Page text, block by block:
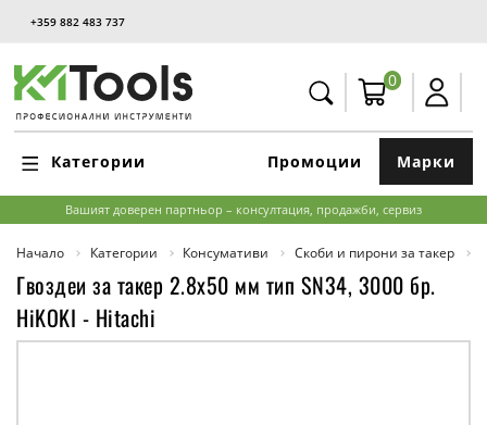
+359 882 483 737
0
Категории Марки
Промоции
Вашият доверен партньор – консултация, продажби, сервиз
Начало Категории Консумативи Скоби и пирони за такер
Гвоздеи за такер 2.8x50 мм тип SN34, 3000 бр.
HiKOKI - Hitachi